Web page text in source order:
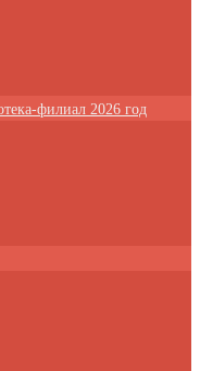
филиал 2026 год